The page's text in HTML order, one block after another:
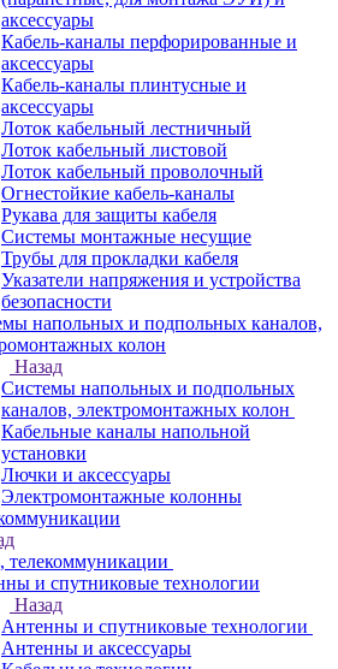
аксессуары
Кабель-каналы перфорированные и
аксессуары
Кабель-каналы плинтусные и
аксессуары
Лоток кабельный лестничный
Лоток кабельный листовой
Лоток кабельный проволочный
Огнестойкие кабель-каналы
Рукава для защиты кабеля
Системы монтажные несущие
Трубы для прокладки кабеля
Указатели напряжения и устройства
безопасности
напольных и подпольных каналов,
колон
Назад
Системы напольных и подпольных
каналов, электромонтажных колон
Кабельные каналы напольной
установки
Лючки и аксессуары
Электромонтажные колонны
телекоммуникации
и спутниковые технологии
Назад
Антенны и спутниковые технологии
Антенны и аксессуары